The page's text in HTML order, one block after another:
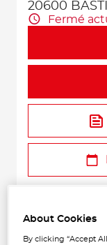
20600
Fermé
About Cookies
By clicking “Accept